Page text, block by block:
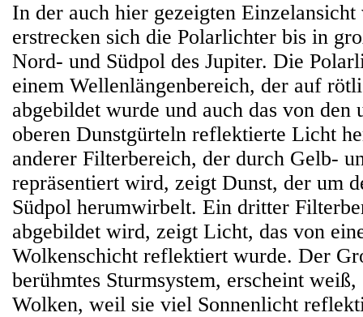
In der auch hier gezeigten Einzelansicht
erstrecken sich die Polarlichter bis in
Nord- und Südpol des Jupiter. Die
einem Wellenlängenbereich, der auf
abgebildet wurde und auch das von den
oberen Dunstgürteln reflektierte Licht
anderer Filterbereich, der durch Gelb-
repräsentiert wird, zeigt Dunst, der um
Südpol herumwirbelt. Ein dritter
abgebildet wird, zeigt Licht, das von
Wolkenschicht reflektiert wurde. Der
berühmtes Sturmsystem, erscheint
Wolken, weil sie viel Sonnenlicht